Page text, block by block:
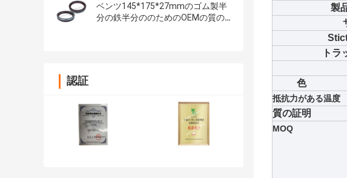
ベンツ145*175*27mmのゴム製半
分の鉄半分ののためのOEMの質の
認証
製
トラ
色
抵抗力がある温度
質の証明
MOQ